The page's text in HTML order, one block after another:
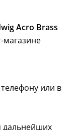
Acro Brass
магазине
или в
дальнейших